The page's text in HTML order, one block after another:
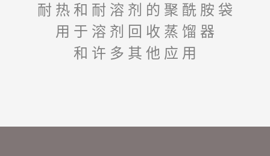
耐 热 和 耐 溶 剂 的 聚 酰 胺 袋
用 于 溶 剂 回 收 蒸 馏 器
和 许 多 其 他 应 用